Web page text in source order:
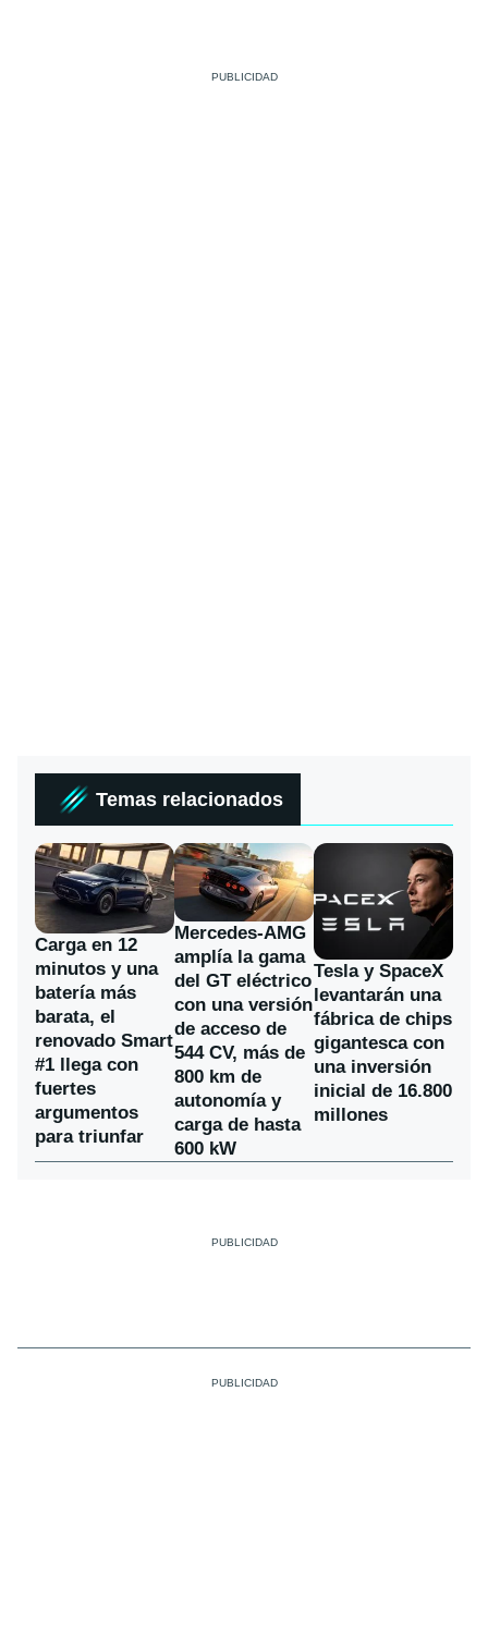
Temas relacionados
Carga en 12
minutos y una
batería más
barata, el
renovado Smart
#1 llega con
fuertes
argumentos
para triunfar
Mercedes-AMG
amplía la gama
del GT eléctrico
con una versión
de acceso de
544 CV, más de
800 km de
autonomía y
carga de hasta
600 kW
Tesla y SpaceX
levantarán una
fábrica de chips
gigantesca con
una inversión
inicial de 16.800
millones